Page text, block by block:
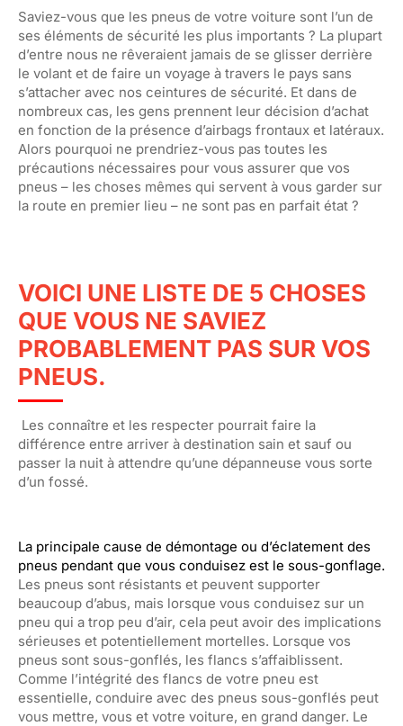
Saviez-vous que les pneus de votre voiture sont l’un de
ses éléments de sécurité les plus importants ? La plupart
d’entre nous ne rêveraient jamais de se glisser derrière
le volant et de faire un voyage à travers le pays sans
s’attacher avec nos ceintures de sécurité. Et dans de
nombreux cas, les gens prennent leur décision d’achat
en fonction de la présence d’airbags frontaux et latéraux.
Alors pourquoi ne prendriez-vous pas toutes les
précautions nécessaires pour vous assurer que vos
pneus – les choses mêmes qui servent à vous garder sur
la route en premier lieu – ne sont pas en parfait état ?
VOICI UNE LISTE DE 5 CHOSES
QUE VOUS NE SAVIEZ
PROBABLEMENT PAS SUR VOS
PNEUS.
Les connaître et les respecter pourrait faire la
différence entre arriver à destination sain et sauf ou
passer la nuit à attendre qu’une dépanneuse vous sorte
d’un fossé.
La principale cause de démontage ou d’éclatement des
pneus pendant que vous conduisez est le sous-gonflage.
Les pneus sont résistants et peuvent supporter
beaucoup d’abus, mais lorsque vous conduisez sur un
pneu qui a trop peu d’air, cela peut avoir des implications
sérieuses et potentiellement mortelles. Lorsque vos
pneus sont sous-gonflés, les flancs s’affaiblissent.
Comme l’intégrité des flancs de votre pneu est
essentielle, conduire avec des pneus sous-gonflés peut
vous mettre, vous et votre voiture, en grand danger. Le